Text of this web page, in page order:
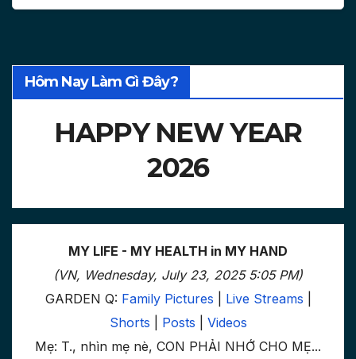
Hôm Nay Làm Gì Đây?
HAPPY NEW YEAR
2026
MY LIFE - MY HEALTH in MY HAND
(VN, Wednesday, July 23, 2025 5:05 PM)
GARDEN Q: Family Pictures Live Streams
Shorts
Posts
Videos
Mẹ: T., nhìn mẹ nè, CON PHẢI NHỚ CHO MẸ...